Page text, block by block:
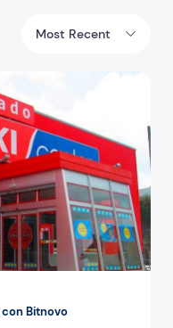
Most Recent
Bitnovo
con Bitnovo